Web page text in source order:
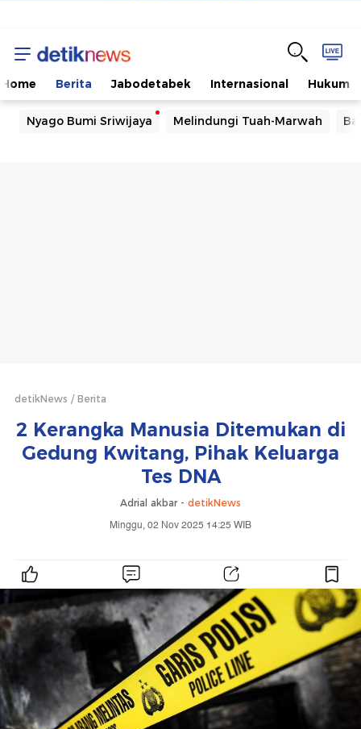
Home Berita Jabodetabek Internasional Hukum
Nyago Bumi Sriwijaya Melindungi Tuah-Marwah
detikNews Berita
2 Kerangka Manusia Ditemukan di
Gedung Kwitang, Pihak Keluarga
Tes DNA
Adrial akbar - detikNews
Minggu, 02 Nov 2025 14:25 WIB